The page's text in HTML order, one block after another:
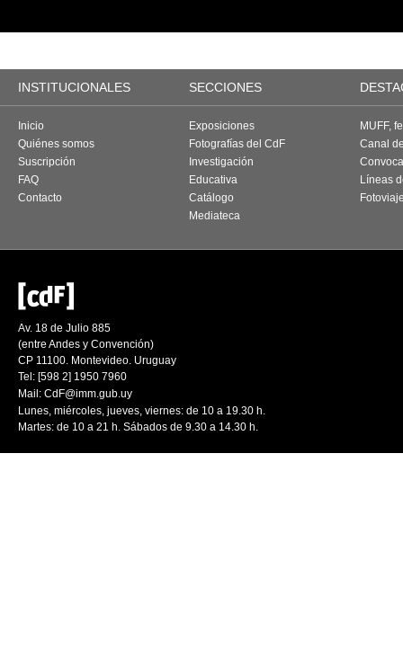
INSTITUCIONALES SECCIONES
Inicio
Quiénes somos
Suscripción
FAQ
Contacto
Exposiciones
Fotografías del CdF
Investigación
Educativa
Catálogo
Mediateca
MUFF,
Canal
Líneas
Av. 18 de Julio 885
(entre Andes y Convención)
CP 11100. Montevideo. Uruguay
Tel: [598 2] 1950 7960
Mail: CdF@imm.gub.uy
Lunes, miércoles, jueves, viernes: de 10 a 19.30 h.
Martes: de 10 a 21 h. Sábados de 9.30 a 14.30 h.